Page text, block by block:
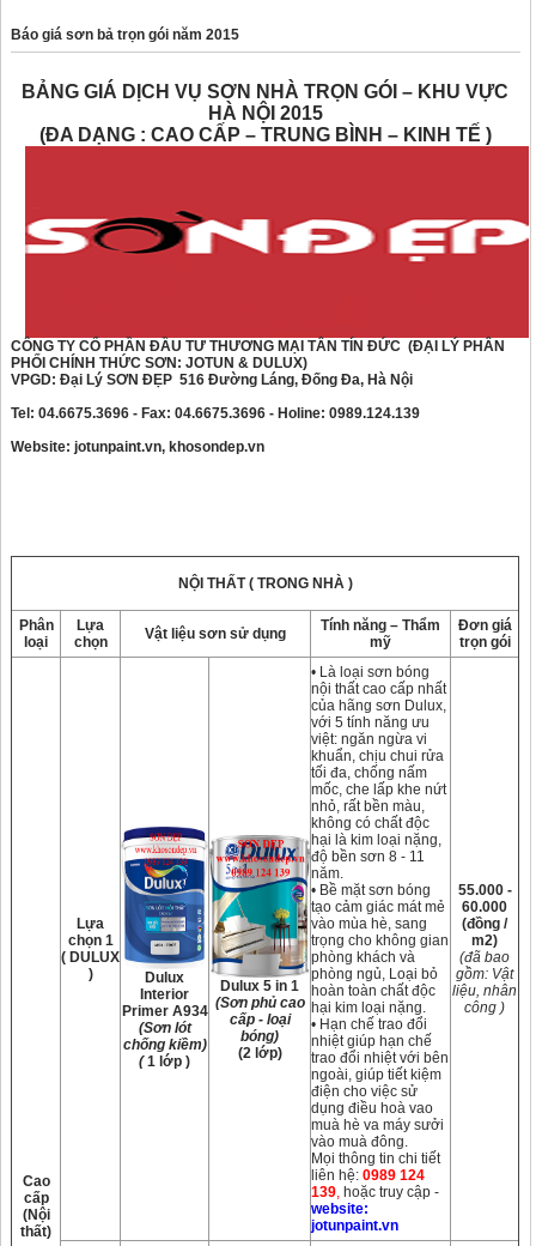
Báo giá sơn bả trọn gói năm 2015
BẢNG GIÁ DỊCH VỤ SƠN NHÀ TRỌN GÓI – KHU VỰC
HÀ NỘI 2015
(ĐA DẠNG : CAO CẤP – TRUNG BÌNH – KINH TẾ )
CÔNG TY CỔ PHẦN ĐẦU TƯ THƯƠNG MẠI TÂN TÍN ĐỨC (ĐẠI LÝ PHÂN
PHỐI CHÍNH THỨC SƠN: JOTUN & DULUX)
VPGD: Đại Lý SƠN ĐẸP 516 Đường Láng, Đống Đa, Hà Nội
Tel: 04.6675.3696 - Fax: 04.6675.3696 - Holine: 0989.124.139
Website: jotunpaint.vn, khosondep.vn
NỘI THẤT ( TRONG NHÀ )
Phân
loại
Lựa
chọn
Vật liệu sơn sử dụng
Tính năng – Thẩm
mỹ
Đơn giá
trọn gói
Cao
cấp
(Nội
thất)
Lựa
chọn 1
( DULUX
)
Dulux
Interior
Primer A934
(Sơn lót
chống kiềm)
(1 lớp )
Dulux 5 in 1
(Sơn phủ cao
cấp - loại
bóng)
(2 lớp)
• Là loại sơn bóng
nội thất cao cấp nhất
của hãng sơn Dulux,
với 5 tính năng ưu
việt: ngăn ngừa vi
khuẩn, chịu chui rửa
tối đa, chống nấm
mốc, che lấp khe nứt
nhỏ, rất bền màu,
không có chất độc
hại là kim loại nặng,
độ bền sơn 8 - 11
năm.
• Bề mặt sơn bóng
tạo cảm giác mát mẻ
vào mùa hè, sang
trọng cho không gian
phòng khách và
phòng ngủ, Loại bỏ
hoàn toàn chất độc
hại kim loại nặng.
• Hạn chế trao đổi
nhiệt giúp hạn chế
trao đổi nhiệt với bên
ngoài, giúp tiết kiệm
điện cho việc sử
dụng điều hoà vao
muà hè va máy sưởi
vào muà đông.
Mọi thông tin chi tiết
liên hệ: 0989 124
139, hoặc truy cập -
website:
jotunpaint.vn
55.000 -
60.000
(đồng /
m2)
(đã bao
gồm: Vật
liệu, nhân
công )